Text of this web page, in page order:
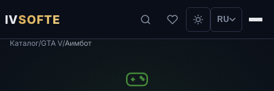
IVSOFTE RU
Каталог/GTA V/Аимбот